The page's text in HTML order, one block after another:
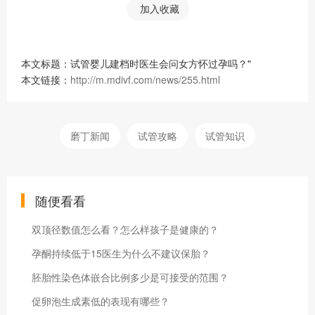
加入收藏
本文标题：试管婴儿建档时医生会问女方怀过孕吗？"
本文链接： http://m.mdivf.com/news/255.html
磨丁新闻 试管攻略 试管知识
随便看看
双顶径数值怎么看？怎么样孩子是健康的？
孕酮持续低于15医生为什么不建议保胎？
胚胎性染色体嵌合比例多少是可接受的范围？
促卵泡生成素低的表现有哪些？